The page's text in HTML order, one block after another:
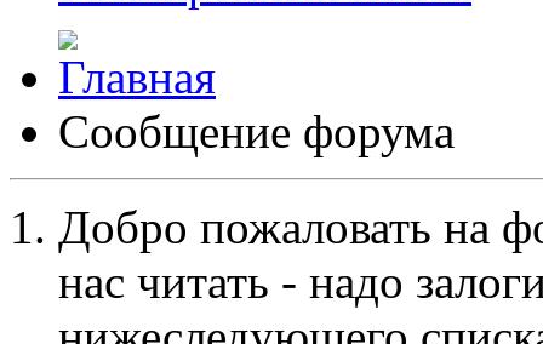
Сообщение форума
Добро пожаловать на
нас читать - надо